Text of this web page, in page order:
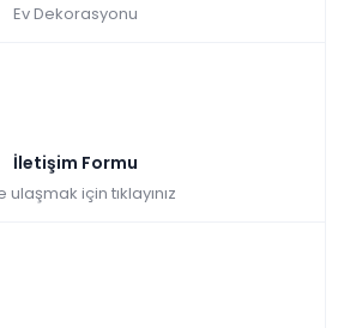
Ev Dekorasyonu
İletişim Formu
ulaşmak için tıklayınız